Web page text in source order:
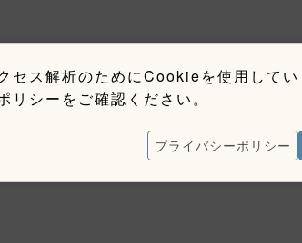
セス解析のためにCookieを使用して
リシーをご確認ください。
プライバシーポリシー